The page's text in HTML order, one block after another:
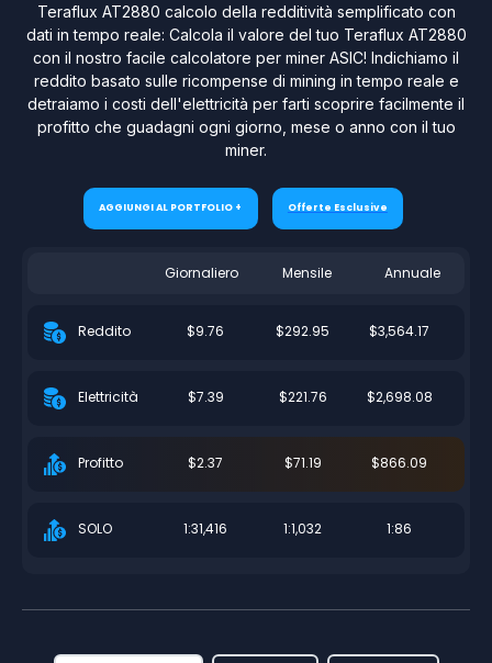
Teraflux AT2880 calcolo della redditività semplificato con
dati in tempo reale: Calcola il valore del tuo Teraflux AT2880
con il nostro facile calcolatore per miner ASIC! Indichiamo il
reddito basato sulle ricompense di mining in tempo reale e
detraiamo i costi dell'elettricità per farti scoprire facilmente il
profitto che guadagni ogni giorno, mese o anno con il tuo
miner.
AGGIUNGI AL PORTFOLIO + Offerte Esclusive
Giornaliero Mensile Annuale
Reddito $9.76 $292.95 $3,564.17
Elettricità $7.39 $221.76 $2,698.08
Profitto $2.37 $71.19 $866.09
SOLO 1:31,416 1:1,032 1:86